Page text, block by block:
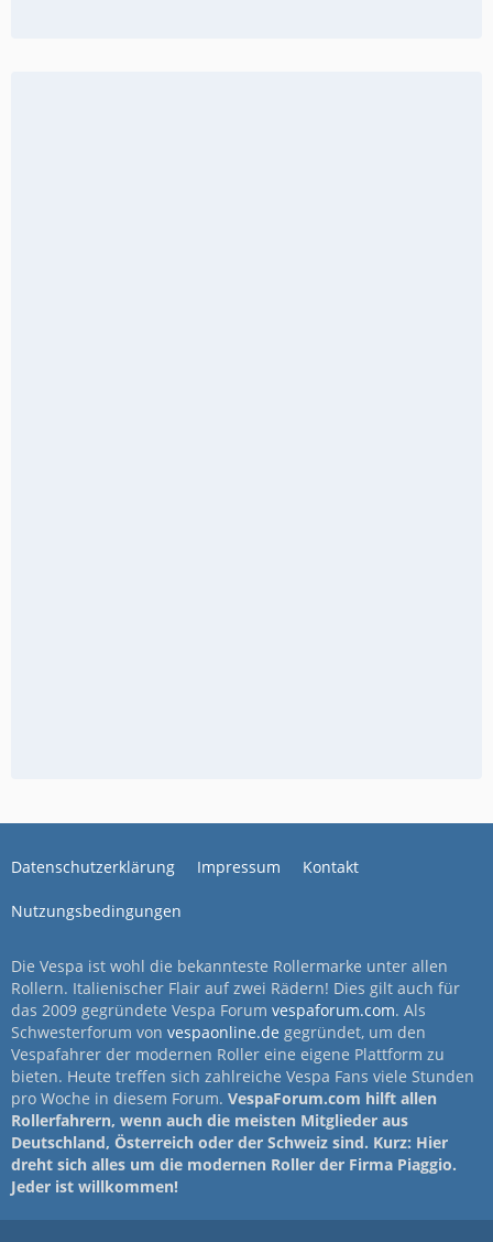
Datenschutzerklärung Impressum Kontakt
Nutzungsbedingungen
Die Vespa ist wohl die bekannteste Rollermarke unter allen
Rollern. Italienischer Flair auf zwei Rädern! Dies gilt auch für
das 2009 gegründete Vespa Forum vespaforum.com. Als
Schwesterforum von vespaonline.de gegründet, um den
Vespafahrer der modernen Roller eine eigene Plattform zu
bieten. Heute treffen sich zahlreiche Vespa Fans viele Stunden
pro Woche in diesem Forum. VespaForum.com hilft allen
Rollerfahrern, wenn auch die meisten Mitglieder aus
Deutschland, Österreich oder der Schweiz sind. Kurz: Hier
dreht sich alles um die modernen Roller der Firma Piaggio.
Jeder ist willkommen!